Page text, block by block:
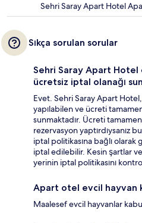
Sehri Saray Apart Hotel
Sıkça sorulan sorular
Sehri Saray Apart
ücretsiz iptal olanağı
Evet. Sehri Saray Apart
yapılabilen ve ücreti
sunmaktadır. Ücreti
rezervasyon yaptırdıysanız
iptal politikasına bağlı
iptal edilebilir. Kesin şartlar
yerinin iptal politikasını
Apart otel evcil hayvan
Maalesef evcil hayvanlar